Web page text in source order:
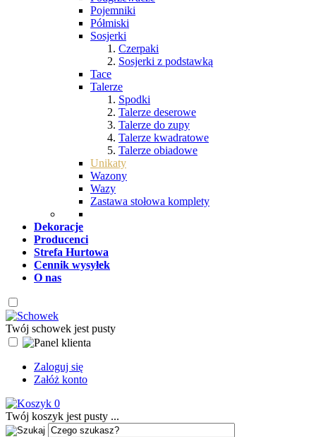
Pojemniki
Półmiski
Sosjerki
Czerpaki
Sosjerki z podstawką
Tace
Talerze
Spodki
Talerze deserowe
Talerze do zupy
Talerze kwadratowe
Talerze obiadowe
Unikaty
Wazony
Wazy
Zastawa stołowa komplety
Dekoracje
Producenci
Strefa Hurtowa
Cennik wysyłek
O nas
Twój schowek jest pusty
Zaloguj się
Załóż konto
0
Twój koszyk jest pusty ...